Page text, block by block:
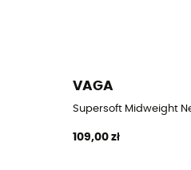
VAGA
Supersoft Midweight
109,00 zł